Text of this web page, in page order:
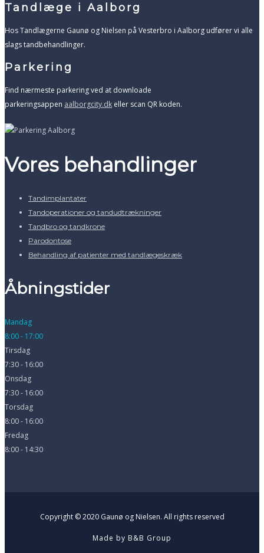
Tandlæge i Aalborg
​Hos Tandlægerne Gaunø og Nielsen på Vesterbro i Aalborg udfører vi alle
slags tandbehandlinger.
Parkering
Find nærmeste parkering ved at downloade
parkeringsappen aalborgcity.dk eller scan QR koden.
Vores behandlinger
Tandimplantater
Tandoperationer og tandudtrækninger
Tandbro og tandkrone
Parodontose
Behandling af patienter med tandlægeskræk
Åbningstider
Mandag
8:00 - 17:00
Tirsdag
7:30 - 16:00
Onsdag
7:30 - 16:00
Torsdag
8:00 - 16:00
Fredag
8:00 - 14:30
Copyright © 2020 Gaunø og Nielsen. All rights reserved
Made by B&B Group